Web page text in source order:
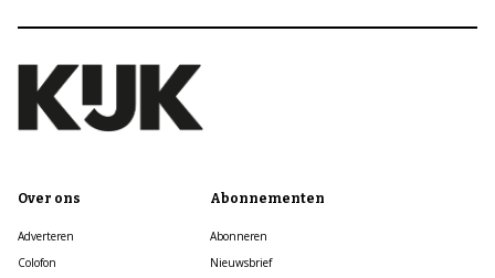
Over ons
Adverteren
Colofon
Abonnementen
Abonneren
Nieuwsbrief